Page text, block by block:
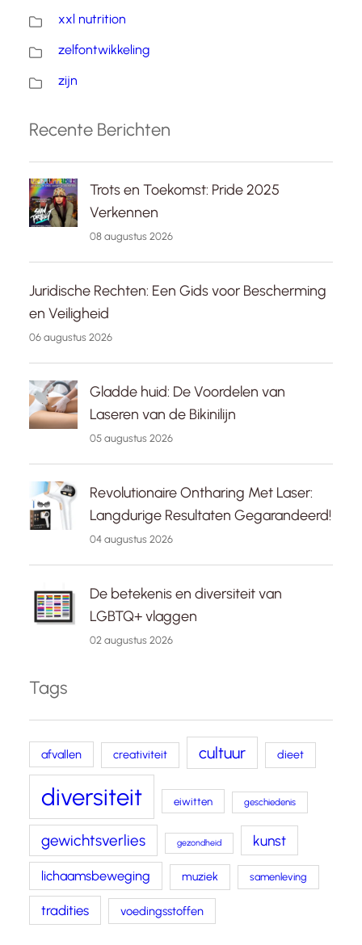
xxl nutrition
zelfontwikkeling
zijn
Recente Berichten
Trots en Toekomst: Pride 2025
Verkennen
08 augustus 2026
Juridische Rechten: Een Gids voor Bescherming
en Veiligheid
06 augustus 2026
Gladde huid: De Voordelen van
Laseren van de Bikinilijn
05 augustus 2026
Revolutionaire Ontharing Met Laser:
Langdurige Resultaten Gegarandeerd!
04 augustus 2026
De betekenis en diversiteit van
LGBTQ+ vlaggen
02 augustus 2026
Tags
afvallen creativiteit cultuur dieet
diversiteit eiwitten geschiedenis
gewichtsverlies gezondheid kunst
lichaamsbeweging muziek samenleving
tradities voedingsstoffen